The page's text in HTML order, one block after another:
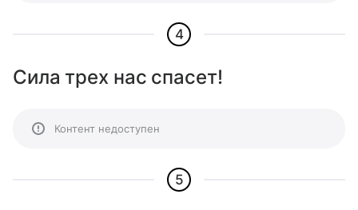
4
Сила трех нас спасет!
Контент недоступен
5